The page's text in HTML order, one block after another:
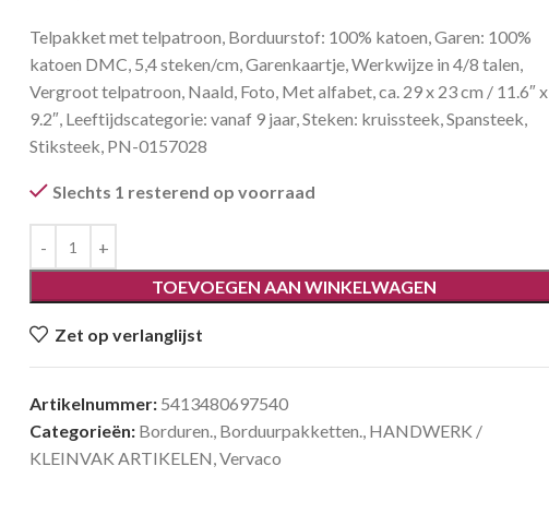
Telpakket met telpatroon, Borduurstof: 100% katoen, Garen: 100%
katoen DMC, 5,4 steken/cm, Garenkaartje, Werkwijze in 4/8 talen,
Vergroot telpatroon, Naald, Foto, Met alfabet, ca. 29 x 23 cm / 11.6″ x
9.2″, Leeftijdscategorie: vanaf 9 jaar, Steken: kruissteek, Spansteek,
Stiksteek, PN-0157028
Slechts 1 resterend op voorraad
TOEVOEGEN AAN WINKELWAGEN
Zet op verlanglijst
Artikelnummer: 5413480697540
Categorieën: Borduren., Borduurpakketten., HANDWERK /
KLEINVAK ARTIKELEN,Vervaco